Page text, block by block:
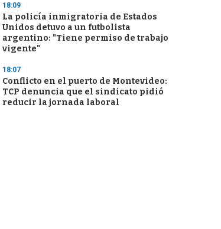
18:09
La policía inmigratoria de Estados
Unidos detuvo a un futbolista
argentino: "Tiene permiso de trabajo
vigente"
18:07
Conflicto en el puerto de Montevideo:
TCP denuncia que el sindicato pidió
reducir la jornada laboral